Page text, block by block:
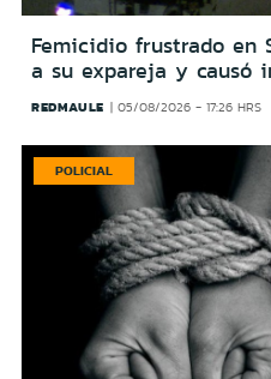
Femicidio frustrado en
a su expareja y causó
REDMAULE 05/08/2026 - 17:26 HRS
POLICIAL